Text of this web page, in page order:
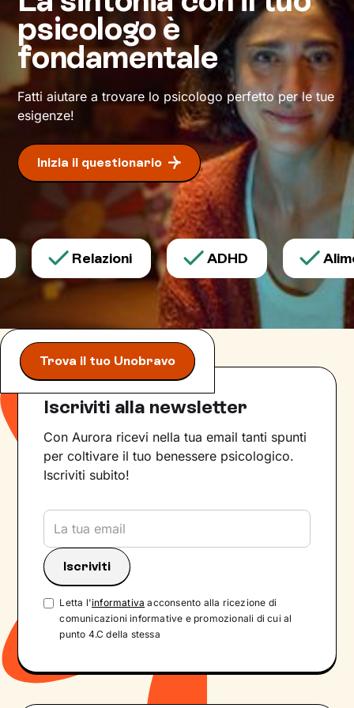
per il lavoro fatto? Il tanto desiderato
benessere
psicologo è
fondamentale
Fatti aiutare a trovare lo psicologo perfetto per le tue
esigenze!
Inizia il questionario
Relazioni ADHD
Trova il tuo Unobravo
Iscriviti alla newsletter
Con Aurora ricevi nella tua email tanti spunti
per coltivare il tuo benessere psicologico.
Iscriviti subito!
Letta l'informativa acconsento alla ricezione di
comunicazioni informative e promozionali di cui al
punto 4.C della stessa